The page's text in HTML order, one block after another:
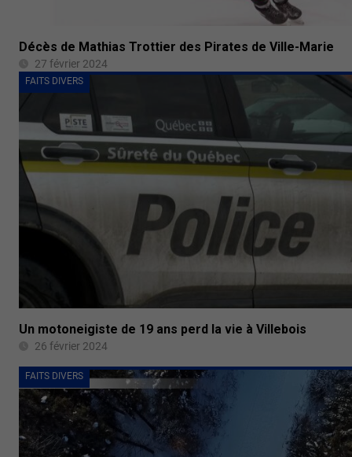
Décès de Mathias Trottier des Pirates de Ville-Marie
27 février 2024
FAITS DIVERS
Un motoneigiste de 19 ans perd la vie à Villebois
26 février 2024
FAITS DIVERS